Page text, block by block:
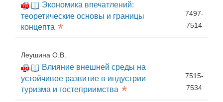
Экономика впечатлений:
теоретические основы и границы
концепта *
7497-
7514
Леушина О.В.
Влияние внешней среды на
устойчивое развитие в индустрии
туризма и гостеприимства *
7515-
7534